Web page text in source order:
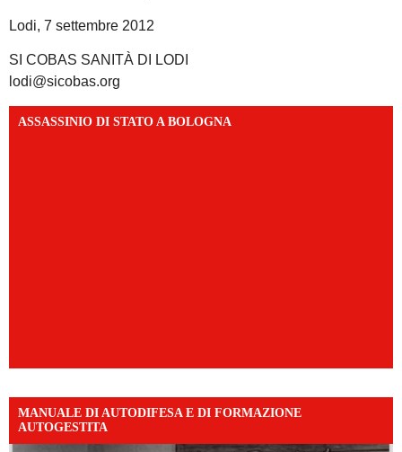
Lodi, 7 settembre 2012
SI COBAS SANITÀ DI LODI
lodi@sicobas.org
ASSASSINIO DI STATO A BOLOGNA
MANUALE DI AUTODIFESA E DI FORMAZIONE
AUTOGESTITA